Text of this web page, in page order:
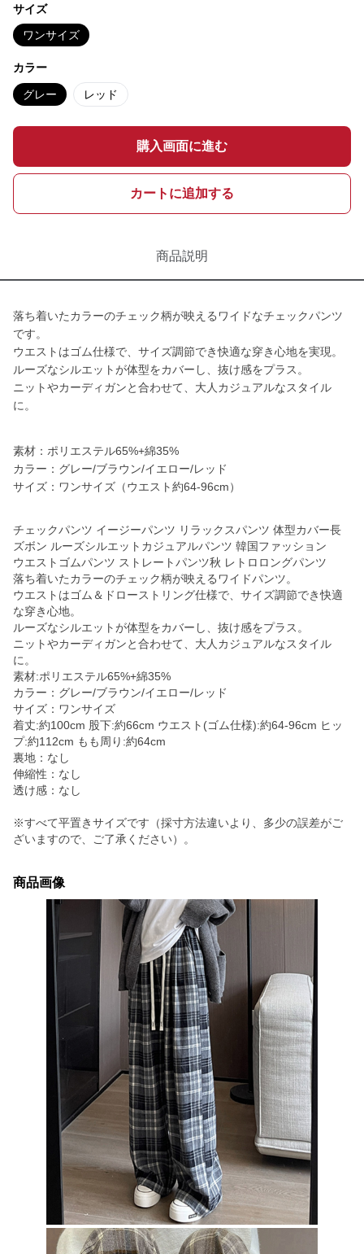
サイズ
ワンサイズ
カラー
グレー レッド
購入画面に進む
カートに追加する
商品説明
落ち着いたカラーのチェック柄が映えるワイドなチェックパンツ
です。
ウエストはゴム仕様で、サイズ調節でき快適な穿き心地を実現。
ルーズなシルエットが体型をカバーし、抜け感をプラス。
ニットやカーディガンと合わせて、大人カジュアルなスタイル
に。
素材：ポリエステル65%+綿35%
カラー：グレー/ブラウン/イエロー/レッド
サイズ：ワンサイズ（ウエスト約64-96cm）
チェックパンツ イージーパンツ リラックスパンツ 体型カバー長
ズボン ルーズシルエットカジュアルパンツ 韓国ファッション
ウエストゴムパンツ ストレートパンツ秋 レトロロングパンツ
落ち着いたカラーのチェック柄が映えるワイドパンツ。
ウエストはゴム＆ドローストリング仕様で、サイズ調節でき快適
な穿き心地。
ルーズなシルエットが体型をカバーし、抜け感をプラス。
ニットやカーディガンと合わせて、大人カジュアルなスタイル
に。
素材:ポリエステル65%+綿35%
カラー：グレー/ブラウン/イエロー/レッド
サイズ：ワンサイズ
着丈:約100cm 股下:約66cm ウエスト(ゴム仕様):約64-96cm ヒッ
プ:約112cm もも周り:約64cm
裏地：なし
伸縮性：なし
透け感：なし
※すべて平置きサイズです（採寸方法違いより、多少の誤差がご
ざいますので、ご了承ください）。
商品画像